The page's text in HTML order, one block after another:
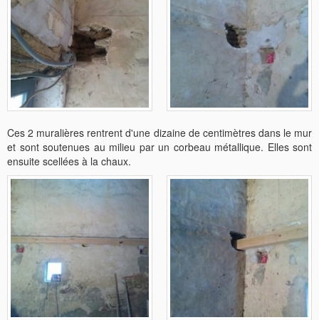
Ces 2 muralières rentrent d'une dizaine de centimètres dans le mur
et sont soutenues au milieu par un corbeau métallique. Elles sont
ensuite scellées à la chaux.